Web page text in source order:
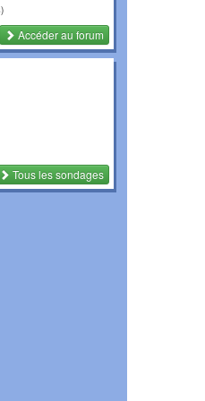
Accéder au forum
Tous les sondages